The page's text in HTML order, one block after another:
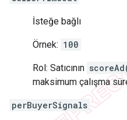
İsteğe bağlı
Örnek: 100
Rol: Satıcının
maksimum çalışma
perBuyerSignals